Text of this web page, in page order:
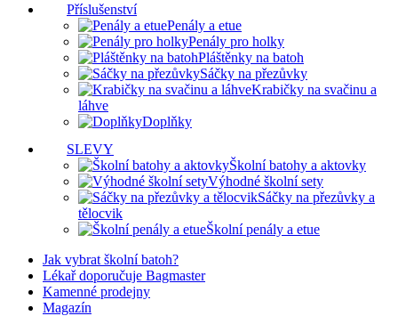
Příslušenství
Penály a etue
Penály pro holky
Pláštěnky na batoh
Sáčky na přezůvky
Krabičky na svačinu a
láhve
Doplňky
SLEVY
Školní batohy a aktovky
Výhodné školní sety
Sáčky na přezůvky a
tělocvik
Školní penály a etue
Jak vybrat školní batoh?
Lékař doporučuje Bagmaster
Kamenné prodejny
Magazín